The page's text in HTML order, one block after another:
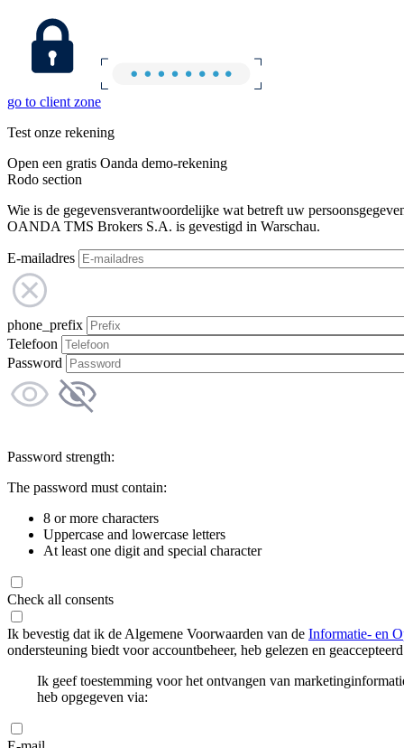
go to client zone
Test onze rekening
Open een gratis Oanda demo-rekening
Rodo section
Wie is de gegevensverantwoordelijke wat betreft uw
OANDA TMS Brokers S.A. is gevestigd in Warschau.
E-mailadres
phone_prefix
Telefoon
Password
Password strength:
The password must contain:
8 or more characters
Uppercase and lowercase letters
At least one digit and special character
Check all consents
Ik bevestig dat ik de Algemene Voorwaarden van de Informatie- en
ondersteuning biedt voor accountbeheer, heb gelezen en
Ik geef toestemming voor het ontvangen van
heb opgegeven via: